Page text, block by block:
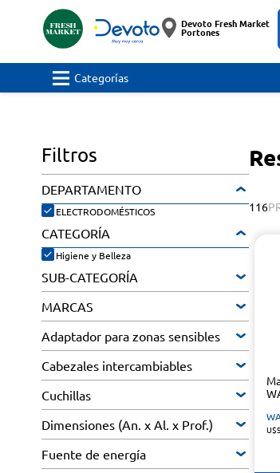
Devoto Fresh Market
Portones
Categorías
Filtros
DEPARTAMENTO
ELECTRODOMÉSTICOS
CATEGORÍA
Higiene y Belleza
SUB-CATEGORÍA
MARCAS
Adaptador para zonas sensibles
Cabezales intercambiables
Cuchillas
Dimensiones (An. x Al. x Prof.)
Fuente de energía
116
U$S